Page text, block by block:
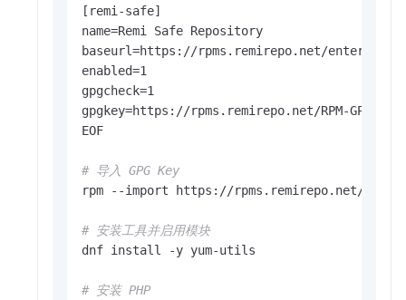
[remi-safe]
name=Remi Safe Repository
baseurl=https://rpms.remirepo.net/
enabled=1
gpgcheck=1
gpgkey=https://rpms.remirepo.net/RPM-GPG-
EOF
# 导入 GPG Key
rpm --import https://rpms.remirepo.net/RPM-
# 安装工具并启用模块
dnf install -y yum-utils
# 安装 PHP